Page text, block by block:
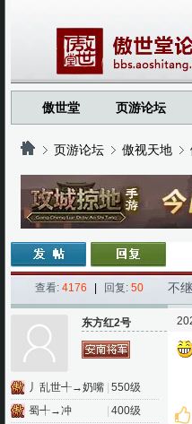
傲世堂 页游论坛
›
页游论坛
›
傲视天地
›
查看: 4176 回复: 50 不
东方红2号
丿乱世╃→奶嘴 550级
蜀╃→冲
400级